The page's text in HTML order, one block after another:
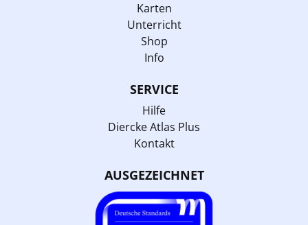
Karten
Unterricht
Shop
Info
SERVICE
Hilfe
Diercke Atlas Plus
Kontakt
AUSGEZEICHNET